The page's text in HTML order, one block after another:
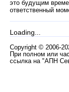
это будущим
ответственный
Loading...
Copyright © 2006-
При полном или
ссылка на "АПН